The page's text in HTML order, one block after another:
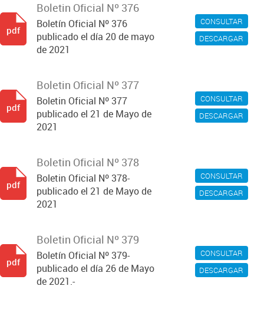
CONSULTAR
DESCARGAR
Boletin Oficial Nº 376
Boletín Oficial Nº 376
publicado el día 20 de mayo
de 2021
pdf
CONSULTAR
DESCARGAR
Boletin Oficial Nº 377
Boletin Oficial Nº 377
publicado el 21 de Mayo de
2021
pdf
CONSULTAR
DESCARGAR
Boletin Oficial Nº 378
Boletin Oficial Nº 378-
publicado el 21 de Mayo de
2021
pdf
CONSULTAR
DESCARGAR
Boletin Oficial Nº 379
Boletín Oficial Nº 379-
publicado el día 26 de Mayo
de 2021.-
pdf